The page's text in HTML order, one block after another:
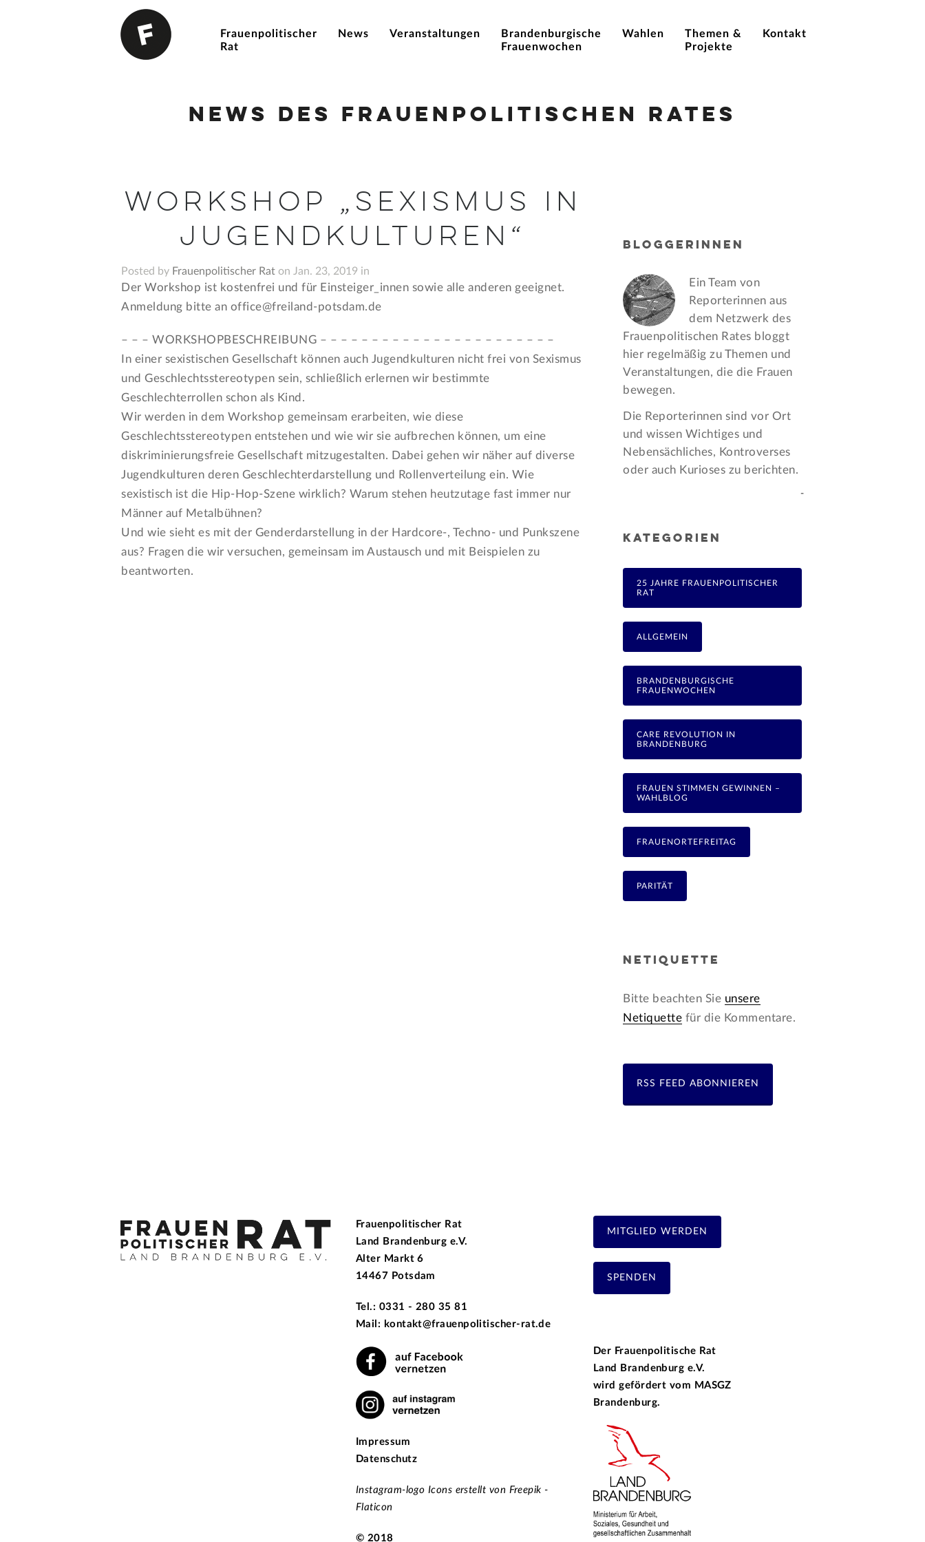
Frauenpolitischer
Rat
News Veranstaltungen
Brandenburgische
Frauenwochen
Wahlen
Themen &
Projekte
Kontakt
News des Frauenpolitischen Rates
Workshop „Sexismus in
Jugendkulturen“
Posted by Frauenpolitischer Rat on Jan. 23, 2019 in
Der Workshop ist kostenfrei und für Einsteiger_innen sowie alle anderen geeignet.
Anmeldung bitte an office@freiland-potsdam.de
– – – WORKSHOPBESCHREIBUNG – – – – – – – – – – – – – – – – – – – – – – –
In einer sexistischen Gesellschaft können auch Jugendkulturen nicht frei von Sexismus
und Geschlechtsstereotypen sein, schließlich erlernen wir bestimmte
Geschlechterrollen schon als Kind.
Wir werden in dem Workshop gemeinsam erarbeiten, wie diese
Geschlechtsstereotypen entstehen und wie wir sie aufbrechen können, um eine
diskriminierungsfreie Gesellschaft mitzugestalten. Dabei gehen wir näher auf diverse
Jugendkulturen deren Geschlechterdarstellung und Rollenverteilung ein. Wie
sexistisch ist die Hip-Hop-Szene wirklich? Warum stehen heutzutage fast immer nur
Männer auf Metalbühnen?
Und wie sieht es mit der Genderdarstellung in der Hardcore-, Techno- und Punkszene
aus? Fragen die wir versuchen, gemeinsam im Austausch und mit Beispielen zu
beantworten.
BLOGGERINNEN
Ein Team von
Reporterinnen aus
dem Netzwerk des
Frauen­politischen Rates bloggt
hier regelmäßig zu Themen und
Veran­staltungen, die die Frauen
bewegen.
Die Reporterinnen sind vor Ort
und wissen Wichtiges und
Nebensächliches, Kontroverses
oder auch Kurioses zu berichten.
-
KATEGORIEN
25 JAHRE FRAUENPOLITISCHER
RAT
ALLGEMEIN
BRANDENBURGISCHE
FRAUENWOCHEN
CARE REVOLUTION IN
BRANDENBURG
FRAUEN STIMMEN GEWINNEN –
WAHLBLOG
FRAUENORTEFREITAG
PARITÄT
NETIQUETTE
Bitte beachten Sie unsere
Netiquette für die Kommentare.
RSS FEED ABONNIEREN
Frauenpolitischer Rat
Land Brandenburg e.V.
Alter Markt 6
14467 Potsdam
Tel.: 0331 - 280 35 81
Mail: kontakt@frauenpolitischer-rat.de
Impressum
Datenschutz
Instagram-logo Icons erstellt von Freepik -
Flaticon
© 2018
MITGLIED WERDEN
SPENDEN
Der Frauenpolitische Rat
Land Brandenburg e.V.
wird gefördert vom MASGZ
Brandenburg.